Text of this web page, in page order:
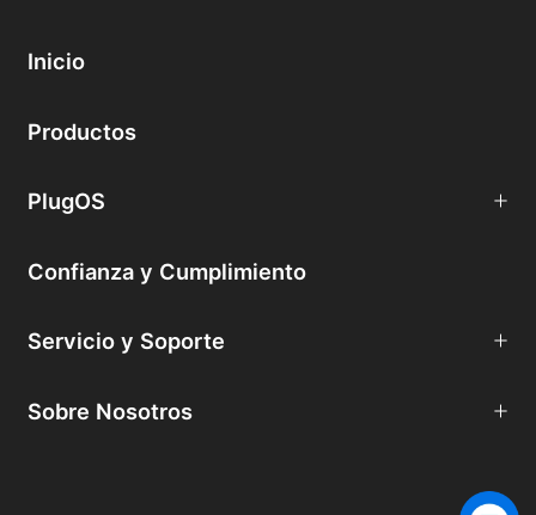
Inicio
Productos
PlugOS
Confianza y Cumplimiento
Servicio y Soporte
Sobre Nosotros